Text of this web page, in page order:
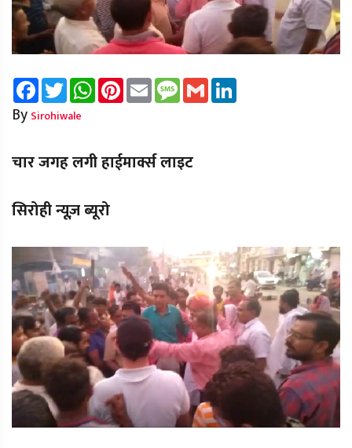
FacebookTwitterWhatsAppPinterest
Email Message
Gmail
By Sirohiwale
चार जगह लगी हाईमार्क्स लाइट
सिरोही न्यूज़ ब्यूरो